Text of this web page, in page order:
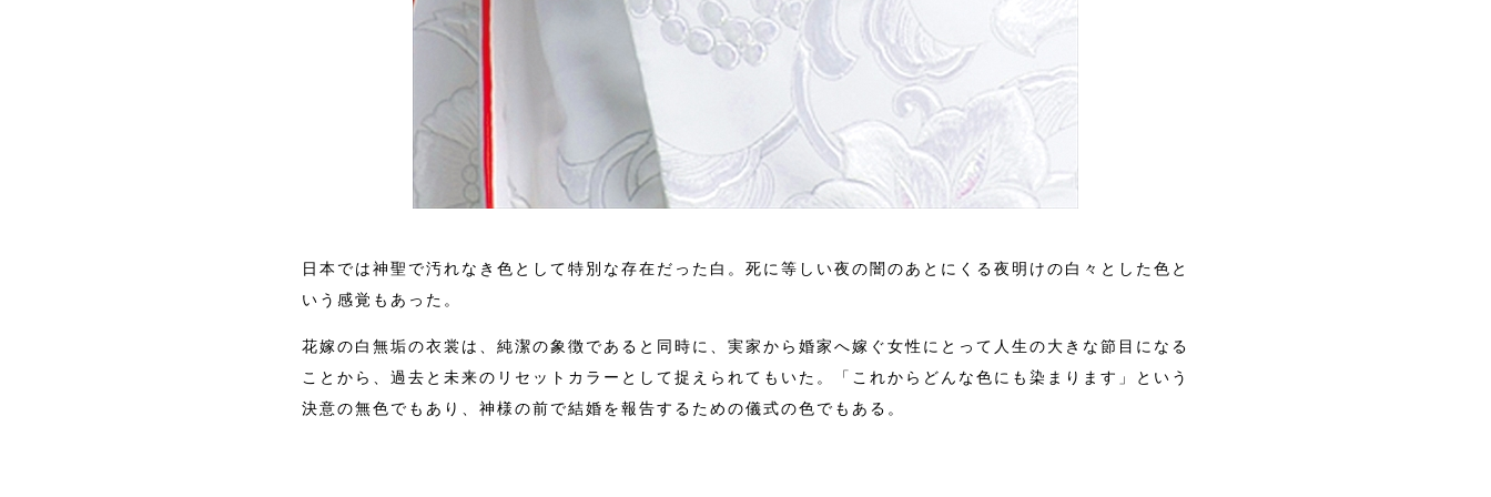
日本では神聖で汚れなき色として特別な存在だった白。死に等しい夜の闇のあとにくる夜明けの白々とした色と
いう感覚もあった。
花嫁の白無垢の衣裳は、純潔の象徴であると同時に、実家から婚家へ嫁ぐ女性にとって人生の大きな節目になる
ことから、過去と未来のリセットカラーとして捉えられてもいた。「これからどんな色にも染まります」という
決意の無色でもあり、神様の前で結婚を報告するための儀式の色でもある。